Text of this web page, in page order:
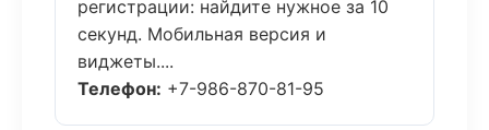
регистрации: найдите нужное за 10
секунд. Мобильная версия и
виджеты....
Телефон: +7-986-870-81-95